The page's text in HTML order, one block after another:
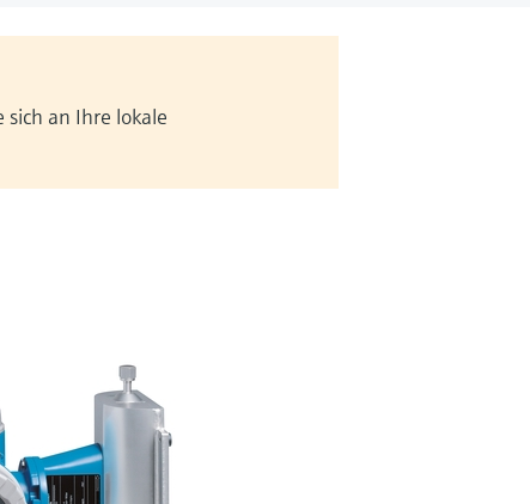
sich an Ihre lokale